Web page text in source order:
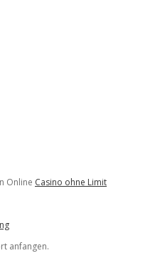
Online Casino ohne Limit
anfangen.